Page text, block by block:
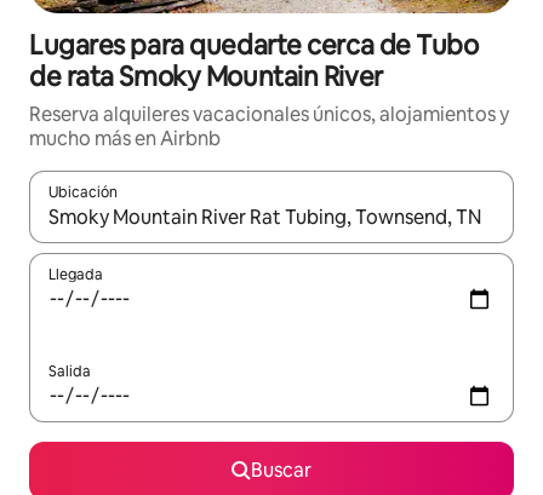
Lugares para quedarte cerca de Tubo
de rata Smoky Mountain River
Reserva alquileres vacacionales únicos, alojamientos y
mucho más en Airbnb
Ubicación
Cuando los resultados estén disponibles, navega con las
Llegada
Salida
Buscar